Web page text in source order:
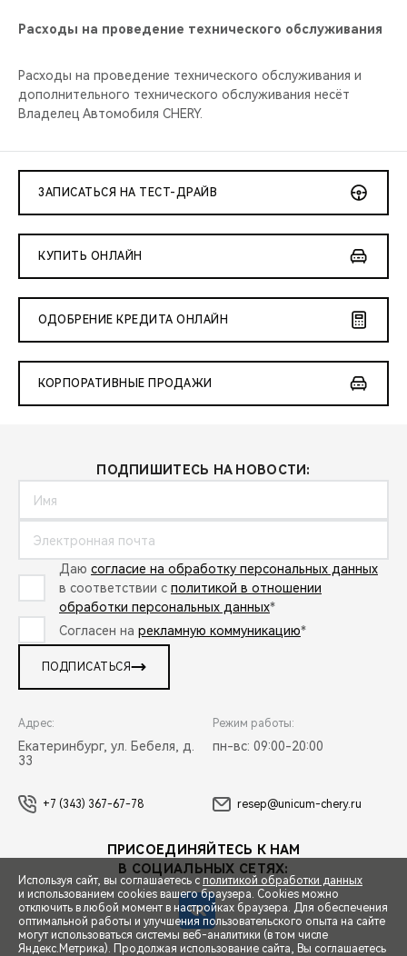
СПЕЦПРЕДЛОЖЕНИЯ
Расходы на проведение технического обслуживания
Расходы на проведение технического обслуживания и
дополнительного технического обслуживания несёт
Владелец Автомобиля CHERY.
ЗАПИСАТЬСЯ НА ТЕСТ-ДРАЙВ
КУПИТЬ ОНЛАЙН
ОДОБРЕНИЕ КРЕДИТА ОНЛАЙН
КОРПОРАТИВНЫЕ ПРОДАЖИ
ПОДПИШИТЕСЬ НА НОВОСТИ:
Даю согласие на обработку персональных данных
в соответствии с политикой в отношении
обработки персональных данных*
Согласен на рекламную коммуникацию*
ПОДПИСАТЬСЯ
Адрес:
Екатеринбург, ул. Бебеля, д.
33
Режим работы:
пн-вс: 09:00-20:00
+7 (343) 367-67-78 resep@unicum-chery.ru
ПРИСОЕДИНЯЙТЕСЬ К НАМ
В СОЦИАЛЬНЫХ СЕТЯХ:
Используя сайт, вы соглашаетесь с политикой обработки данных
и использованием cookies вашего браузера. Cookies можно
отключить в любой момент в настройках браузера. Для обеспечения
оптимальной работы и улучшения пользовательского опыта на сайте
могут использоваться системы веб-аналитики (в том числе
Яндекс.Метрика). Продолжая использование сайта, Вы соглашаетесь